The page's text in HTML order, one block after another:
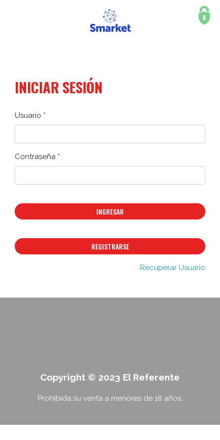
INICIAR SESIÓN
Usuario *
Contraseña *
INGRESAR
REGISTRARSE
Recuperar Usuario
Copyright © 2023 El Referente
Prohibida su venta a menores de 18 años.